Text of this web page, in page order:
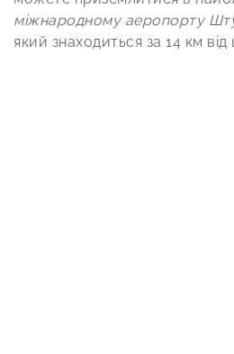
міжнародному аеропорту
який знаходиться за 14 км